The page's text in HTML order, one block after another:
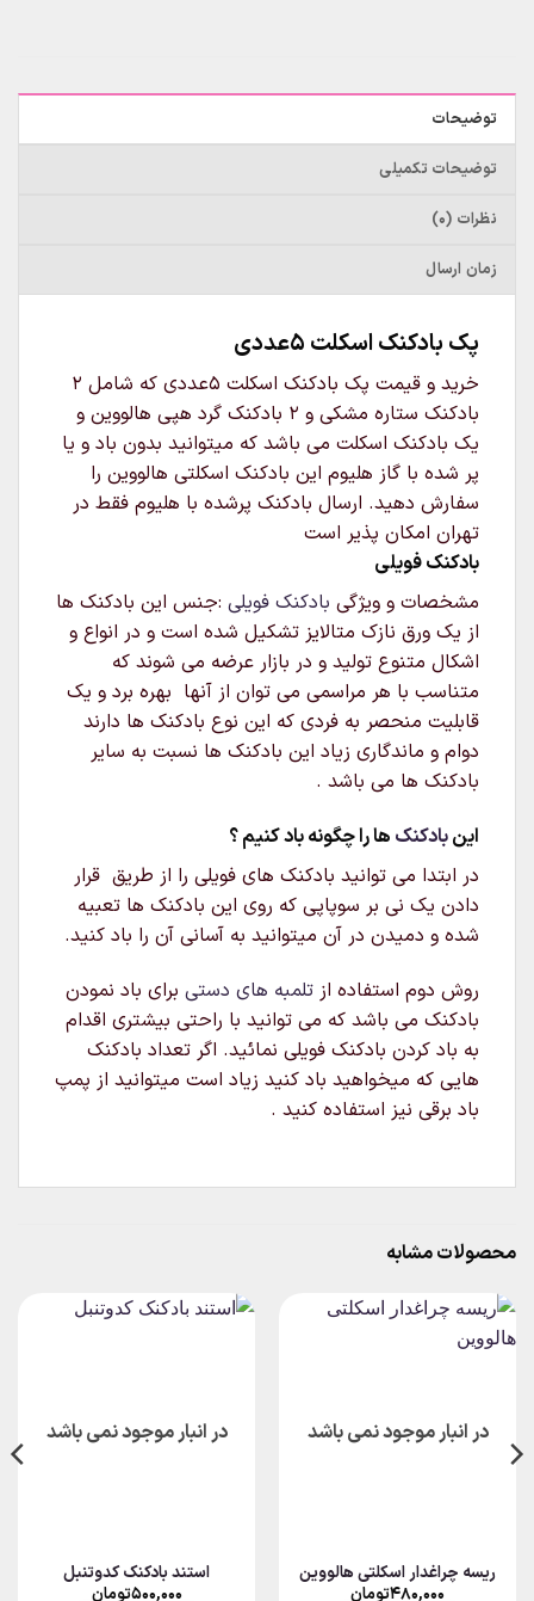
توضیحات
توضیحات تکمیلی
نظرات (0)
زمان ارسال
پک بادکنک اسکلت 5عددی
خرید و قیمت پک بادکنک اسکلت 5عددی که شامل 2
بادکنک ستاره مشکی و 2 بادکنک گرد هپی هالووین و
یک بادکنک اسکلت می باشد که میتوانید بدون باد و یا
پر شده با گاز هلیوم این بادکنک اسکلتی هالووین را
سفارش دهید. ارسال بادکنک پرشده با هلیوم فقط در
تهران امکان پذیر است
بادکنک فویلی
مشخصات و ویژگی بادکنک فویلی :جنس این بادکنک ها
از یک ورق نازک متالایز تشکیل شده است و در انواع و
اشکال متنوع تولید و در بازار عرضه می شوند که
متناسب با هر مراسمی می توان از آنها بهره برد و یک
قابلیت منحصر به فردی که این نوع بادکنک ها دارند
دوام و ماندگاری زیاد این بادکنک ها نسبت به سایر
بادکنک ها می باشد .
اینبادکنک ها را چگونه باد کنیم ؟
در ابتدا می توانید بادکنک های فویلی را از طریق قرار
دادن یک نی بر سوپاپی که روی این بادکنک ها تعبیه
شده و دمیدن در آن میتوانید به آسانی آن را باد کنید.
روش دوم استفاده از تلمبه های دستی برای باد نمودن
بادکنک می باشد که می توانید با راحتی بیشتری اقدام
به باد کردن بادکنک فویلی نمائید. اگر تعداد بادکنک
هایی که میخواهید باد کنید زیاد است میتوانید از پمپ
باد برقی نیز استفاده کنید .
محصولات مشابه
در انبار موجود نمی باشد
ریسه چراغدار اسکلتی هالووین
۴۸۰,۰۰۰تومان
در انبار موجود نمی باشد
استند بادکنک کدوتنبل
۵۰۰,۰۰۰تومان